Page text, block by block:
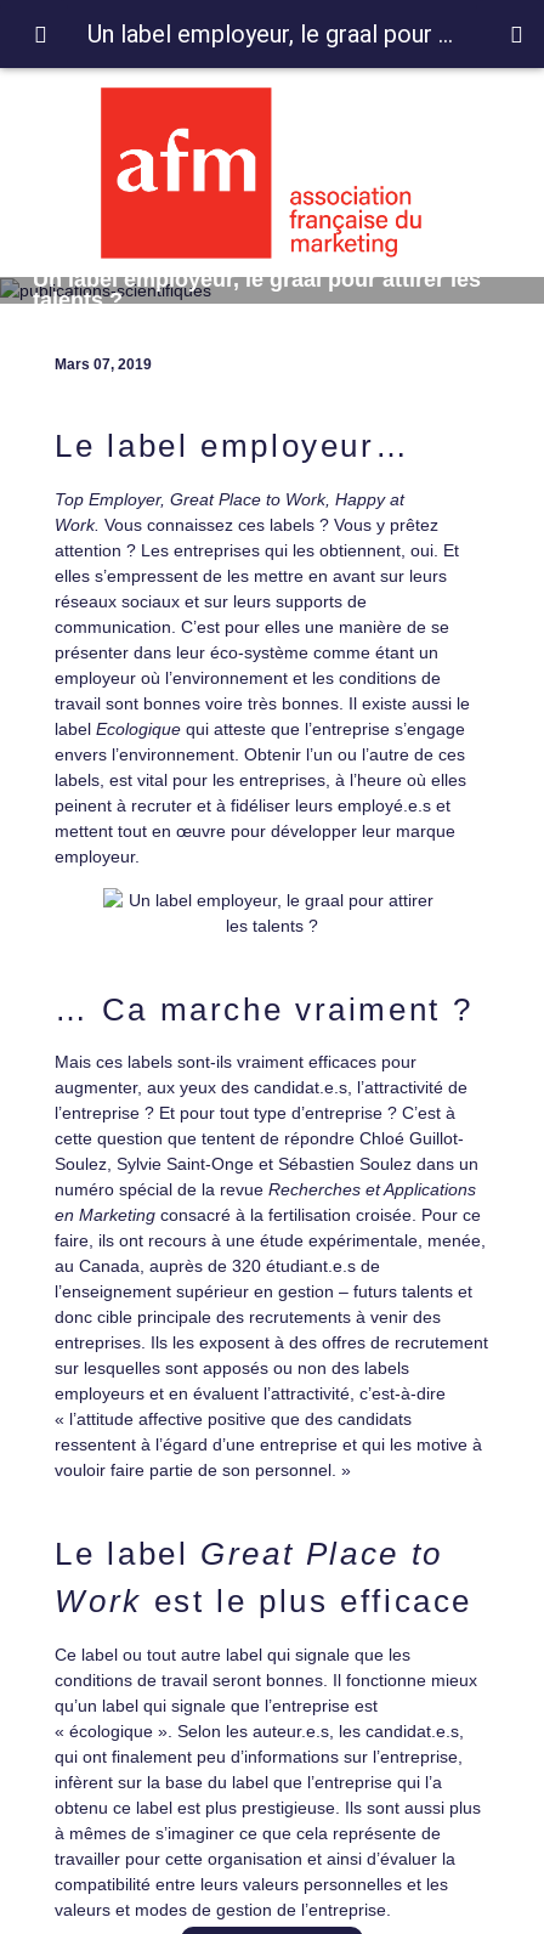
Un label employeur, le graal pour attirer les
talents ?
Mars 07, 2019
Le label employeur…
Top Employer, Great Place to Work, Happy at
Work.Vous connaissez ces labels ? Vous y prêtez
attention ? Les entreprises qui les obtiennent, oui. Et
elles s’empressent de les mettre en avant sur leurs
réseaux sociaux et sur leurs supports de
communication. C’est pour elles une manière de se
présenter dans leur éco-système comme étant un
employeur où l’environnement et les conditions de
travail sont bonnes voire très bonnes. Il existe aussi le
labelEcologique qui atteste que l’entreprise s’engage
envers l’environnement. Obtenir l’un ou l’autre de ces
labels, est vital pour les entreprises, à l’heure où elles
peinent à recruter et à fidéliser leurs employé.e.s et
mettent tout en œuvre pour développer leur marque
employeur.
… Ca marche vraiment ?
Mais ces labels sont-ils vraiment efficaces pour
augmenter, aux yeux des candidat.e.s, l’attractivité de
l’entreprise ? Et pour tout type d’entreprise ? C’est à
cette question que tentent de répondre Chloé Guillot-
Soulez, Sylvie Saint-Onge et Sébastien Soulez dans un
numéro spécial de la revueRecherches et Applications
en Marketingconsacré à la fertilisation croisée. Pour ce
faire, ils ont recours à une étude expérimentale, menée,
au Canada, auprès de 320 étudiant.e.s de
l’enseignement supérieur en gestion – futurs talents et
donc cible principale des recrutements à venir des
entreprises. Ils les exposent à des offres de recrutement
sur lesquelles sont apposés ou non des labels
employeurs et en évaluent l’attractivité, c’est-à-dire
« l’attitude affective positive que des candidats
ressentent à l’égard d’une entreprise et qui les motive à
vouloir faire partie de son personnel. »
Le label Great Place to
Work est le plus efficace
Ce label ou tout autre label qui signale que les
conditions de travail seront bonnes. Il fonctionne mieux
qu’un label qui signale que l’entreprise est
« écologique ». Selon les auteur.e.s, les candidat.e.s,
qui ont finalement peu d’informations sur l’entreprise,
infèrent sur la base du label que l’entreprise qui l’a
obtenu ce label est plus prestigieuse. Ils sont aussi plus
à mêmes de s’imaginer ce que cela représente de
travailler pour cette organisation et ainsi d’évaluer la
compatibilité entre leurs valeurs personnelles et les
valeurs et modes de gestion de l’entreprise.
Un label employeur, le graal pour attirer les talents ?